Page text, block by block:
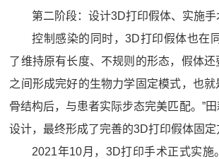
第二阶段：设计3D打印假体、实施手
控制感染的同时，3D打印假体也在
了维持原有长度、不规则的形态，假体
之间形成完好的生物力学固定模式，也
骨结构后，与患者实际步态完美匹配。”
设计，最终形成了完善的3D打印假体固定
2021年10月，3D打印手术正式实施